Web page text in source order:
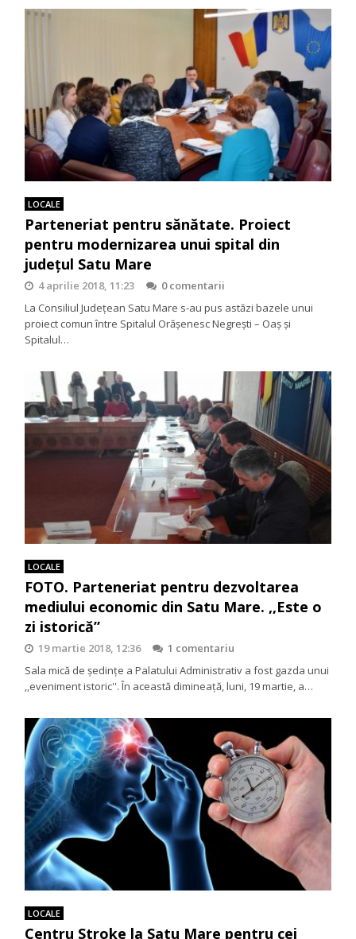
LOCALE
Parteneriat pentru sănătate. Proiect
pentru modernizarea unui spital din
județul Satu Mare
4 aprilie 2018, 11:23
0 comentarii
La Consiliul Județean Satu Mare s-au pus astăzi bazele unui
proiect comun între Spitalul Orășenesc Negrești – Oaș și
Spitalul…
LOCALE
FOTO. Parteneriat pentru dezvoltarea
mediului economic din Satu Mare. ,,Este o
zi istorică”
19 martie 2018, 12:36
1 comentariu
Sala mică de ședințe a Palatului Administrativ a fost gazda unui
,,eveniment istoric''. În această dimineață, luni, 19 martie, a…
LOCALE
Centru Stroke la Satu Mare pentru cei